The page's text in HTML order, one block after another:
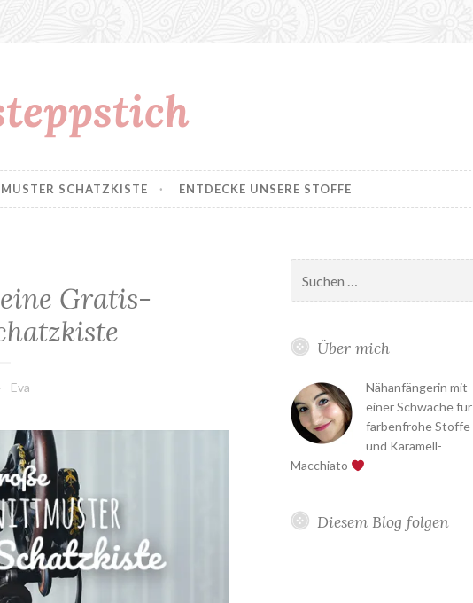
SCHATZKISTE ENTDECKE UNSERE STOFFE
Gratis-
Eva
nach:
Über mich
Nähanfängerin mit
einer Schwäche für
farbenfrohe Stoffe
und Karamell-
Macchiato
Diesem Blog folgen